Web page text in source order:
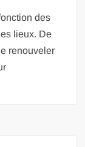
des
lieux. De
renouveler